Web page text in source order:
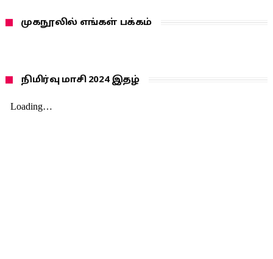
முகநூலில் எங்கள் பக்கம்
நிமிர்வு மாசி 2024 இதழ்